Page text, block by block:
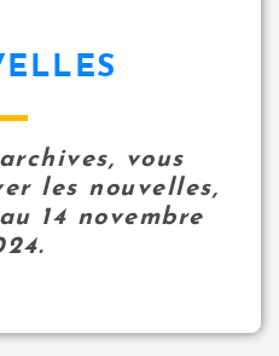
vous
les nouvelles,
14 novembre